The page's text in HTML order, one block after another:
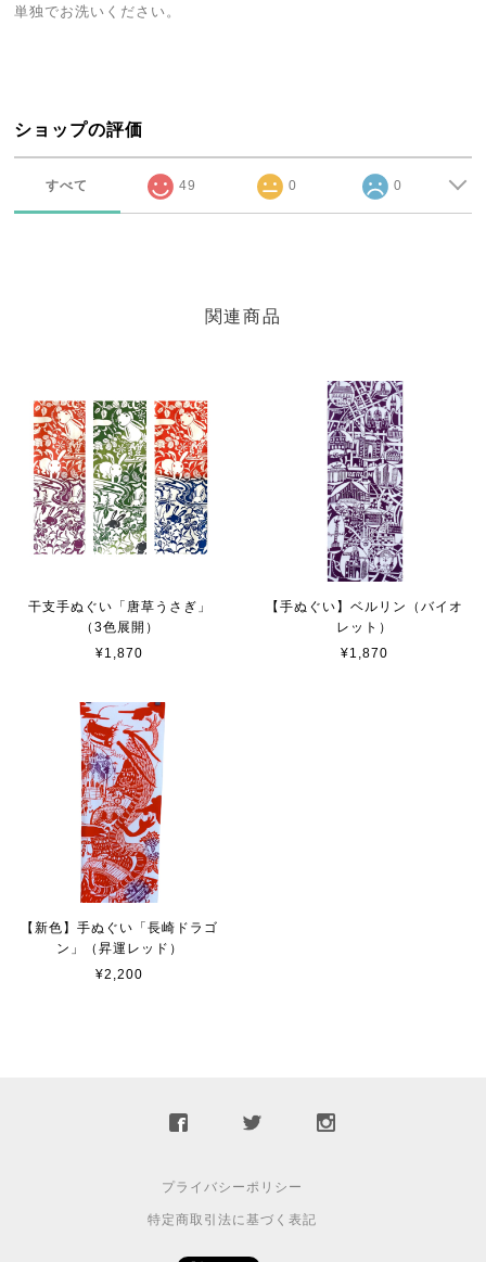
単独でお洗いください。
ショップの評価
すべて 49 0 0
関連商品
干支手ぬぐい「唐草うさぎ」
（3色展開）
¥1,870
【手ぬぐい】ベルリン（バイオ
レット）
¥1,870
【新色】手ぬぐい「長崎ドラゴ
ン」（昇運レッド）
¥2,200
プライバシーポリシー
特定商取引法に基づく表記